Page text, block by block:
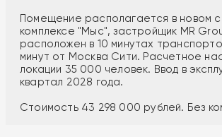
Помещение располагается в новом
комплексе "Мыс", застройщик MR
расположен в 10 минутах
минут от Москва Сити. Расчетное
локации 35 000 человек. Ввод в
квартал 2028 года.
Стоимость 43 298 000 рублей. Без